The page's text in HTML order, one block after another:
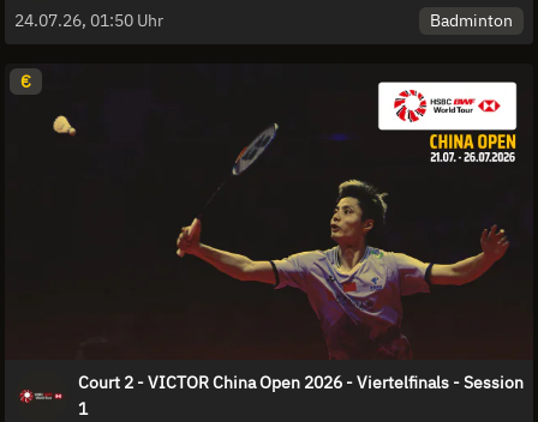
24.07.26, 01:50 Uhr
Badminton
€
Court 2 - VICTOR China Open 2026 - Viertelfinals - Session
1